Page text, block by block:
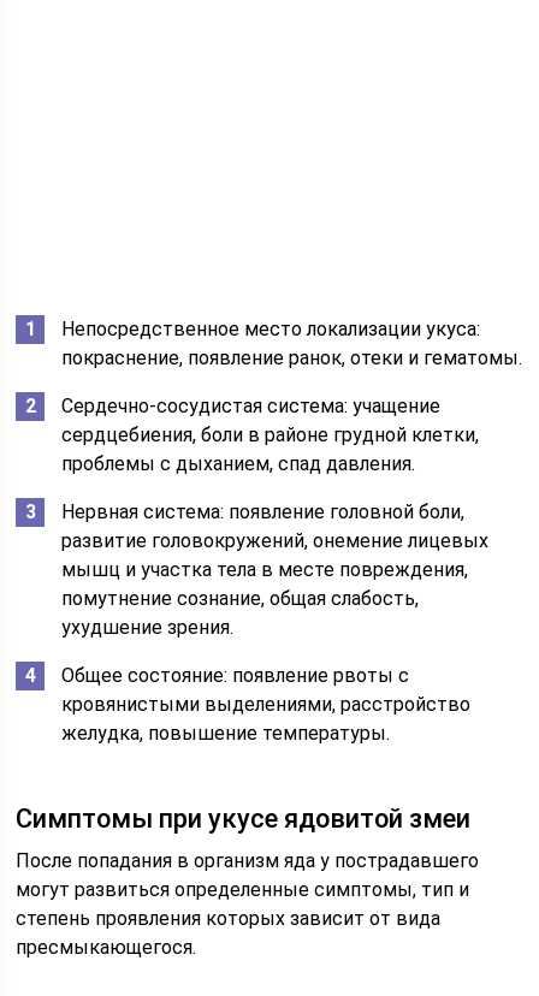
Непосредственное место локализации укуса:
покраснение, появление ранок, отеки и гематомы.
Сердечно-сосудистая система: учащение
сердцебиения, боли в районе грудной клетки,
проблемы с дыханием, спад давления.
Нервная система: появление головной боли,
развитие головокружений, онемение лицевых
мышц и участка тела в месте повреждения,
помутнение сознание, общая слабость,
ухудшение зрения.
Общее состояние: появление рвоты с
кровянистыми выделениями, расстройство
желудка, повышение температуры.
Симптомы при укусе ядовитой змеи
После попадания в организм яда у пострадавшего
могут развиться определенные симптомы, тип и
степень проявления которых зависит от вида
пресмыкающегося.